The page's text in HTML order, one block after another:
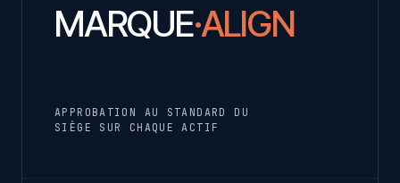
MARQUE·ALIGN
APPROBATION AU STANDARD DU
SIÈGE SUR CHAQUE ACTIF